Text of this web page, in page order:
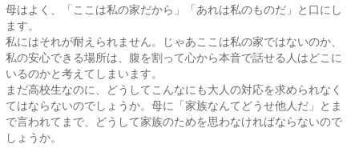
母はよく、「ここは私の家だから」「あれは私のものだ」と口にし
ます。
私にはそれが耐えられません。じゃあここは私の家ではないのか、
私の安心できる場所は、腹を割って心から本音で話せる人はどこに
いるのかと考えてしまいます。
まだ高校生なのに、どうしてこんなにも大人の対応を求められなく
てはならないのでしょうか。母に「家族なんてどうせ他人だ」とま
で言われてまで、どうして家族のためを思わなければならないので
しょうか。